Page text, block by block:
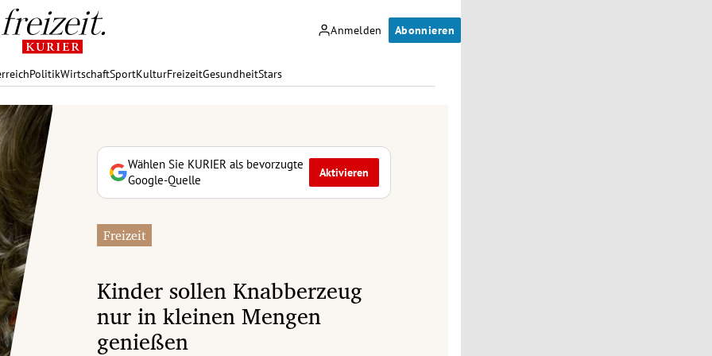
Anmelden Abonnieren
PolitikWirtschaftSportKulturFreizeitGesundheitStars
Wählen Sie KURIER als bevorzugte
Google-Quelle
Aktivieren
Freizeit
Kinder sollen Knabberzeug
nur in kleinen Mengen
genießen